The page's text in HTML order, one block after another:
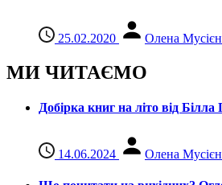
25.02.2020 Олена
МИ ЧИТАЄМО
Добірка книг на літо від Білла
14.06.2024 Олена